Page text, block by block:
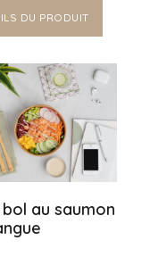
DU PRODUIT
au saumon